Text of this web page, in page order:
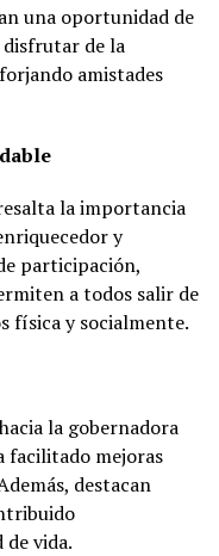
una oportunidad de
disfrutar de la
amistades
la importancia
y
participación,
a todos salir de
física y socialmente.
la gobernadora
facilitado mejoras
destacan
vida.